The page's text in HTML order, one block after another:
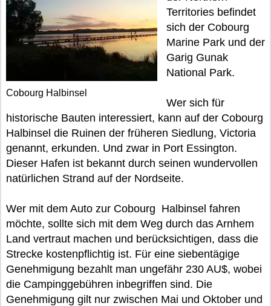
Cobourg Halbinsel
Territories befindet
sich der Cobourg
Marine Park und der
Garig Gunak
National Park.
Wer sich für
historische Bauten interessiert, kann auf der Cobourg
Halbinsel die Ruinen der früheren Siedlung, Victoria
genannt, erkunden. Und zwar in Port Essington.
Dieser Hafen ist bekannt durch seinen wundervollen
natürlichen Strand auf der Nordseite.
Wer mit dem Auto zur Cobourg Halbinsel fahren
möchte, sollte sich mit dem Weg durch das Arnhem
Land vertraut machen und berücksichtigen, dass die
Strecke kostenpflichtig ist. Für eine siebentägige
Genehmigung bezahlt man ungefähr 230 AU$, wobei
die Campinggebühren inbegriffen sind. Die
Genehmigung gilt nur zwischen Mai und Oktober und